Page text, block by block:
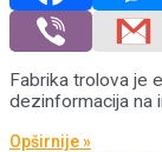
Fabrika trolova je
dezinformacija na
Opširnije »